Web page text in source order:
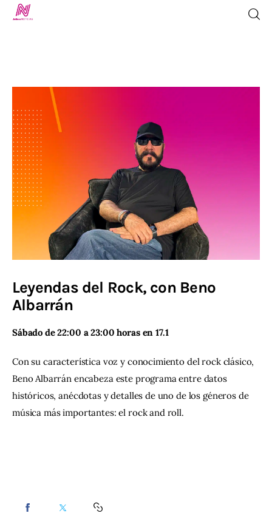
Inicio
TV en Vivo
Programación
Jalisco TV
Jalisco RADIO / En Vivo
Contacto
Leyendas del Rock, con Beno
Albarrán
Sábado de 22:00 a 23:00 horas en 17.1
Con su característica voz y conocimiento del rock clásico,
Beno Albarrán encabeza este programa entre datos
históricos, anécdotas y detalles de uno de los géneros de
música más importantes: el rock and roll.